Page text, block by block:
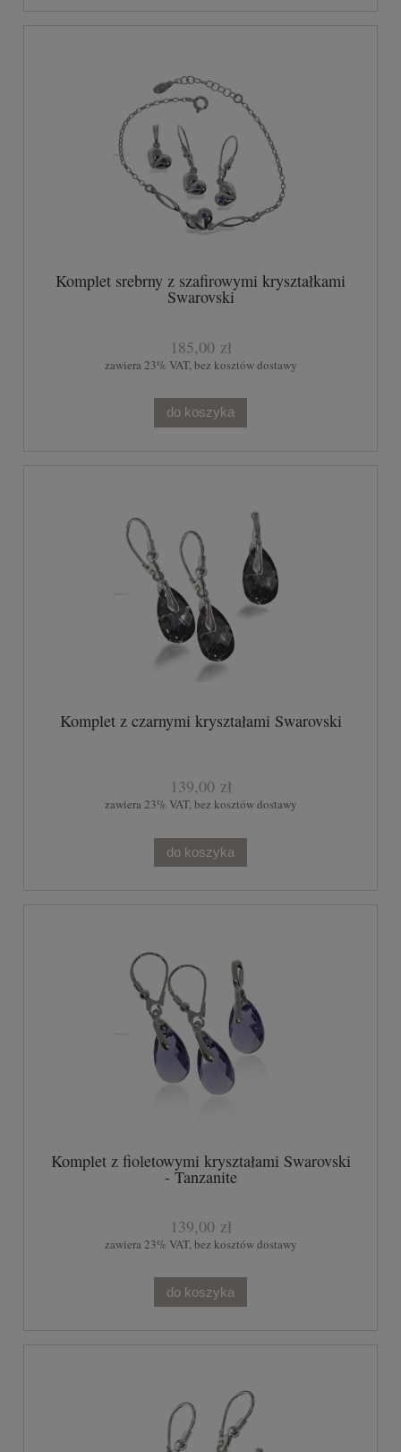
Komplet srebrny z szafirowymi kryształkami
Swarovski
185,00 zł
zawiera 23% VAT, bez kosztów dostawy
do koszyka
Komplet z czarnymi kryształami Swarovski
139,00 zł
zawiera 23% VAT, bez kosztów dostawy
do koszyka
Komplet z fioletowymi kryształami Swarovski
- Tanzanite
139,00 zł
zawiera 23% VAT, bez kosztów dostawy
do koszyka